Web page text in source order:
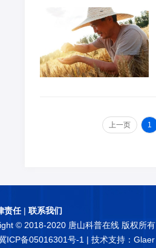
上一页 1
责任| 联系我们
© 2018-2020 唐山科普在线 版权所有
ICP备05016301号-1 | 技术支持：Glaer